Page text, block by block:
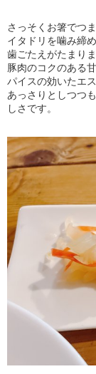
さっそくお箸でつ
イタドリを噛み締
歯ごたえがたまりま
豚肉のコクのある
パイスの効いたエ
あっさりとしつつ
しさです。